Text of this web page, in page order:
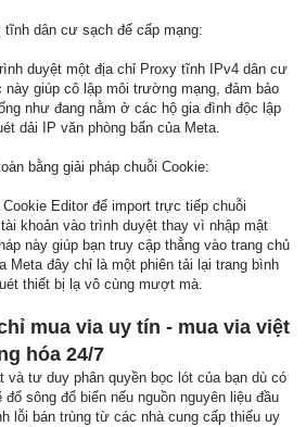
dân cư sạch để cấp mạng:
duyệt một địa chỉ Proxy tĩnh IPv4 dân cư
giúp cô lập môi trường mạng, đảm bảo
như đang nằm ở các hộ gia đình độc lập
dải IP văn phòng bẩn của Meta.
bằng giải pháp chuỗi Cookie:
Editor để import trực tiếp chuỗi
khoản vào trình duyệt thay vì nhập mật
này giúp bạn truy cập thẳng vào trang chủ
Meta đây chỉ là một phiên tải lại trang bình
thiết bị lạ vô cùng mượt mà.
mua via uy tín - mua via việt
hóa 24/7
và tư duy phân quyền bọc lót của bạn dù có
đổ sông đổ biển nếu nguồn nguyên liệu đầu
lỗi bán trùng từ các nhà cung cấp thiếu uy